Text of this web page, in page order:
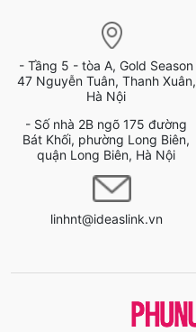
- Tầng 5 - tòa A, Gold Season
47 Nguyễn Tuân, Thanh Xuân,
Hà Nội
- Số nhà 2B ngõ 175 đường
Bát Khối, phường Long Biên,
quận Long Biên, Hà Nội
linhnt@ideaslink.vn